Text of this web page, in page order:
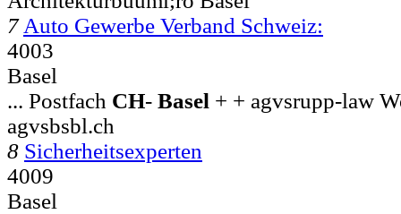
7 Auto Gewerbe Verband Schweiz:
4003
Basel
... Postfach CH- Basel + + agvsrupp-law
agvsbsbl.ch
8 Sicherheitsexperten
4009
Basel